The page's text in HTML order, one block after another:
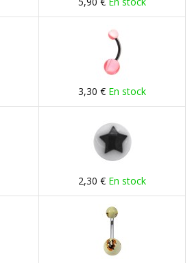
3,30 € En stock
2,30 € En stock